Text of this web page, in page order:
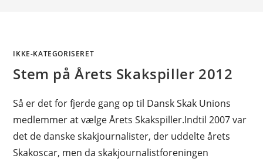
IKKE-KATEGORISERET
Stem på Årets Skakspiller 2012
Så er det for fjerde gang op til Dansk Skak Unions
medlemmer at vælge Årets Skakspiller.Indtil 2007 var
det de danske skakjournalister, der uddelte årets
Skakoscar, men da skakjournalistforeningen